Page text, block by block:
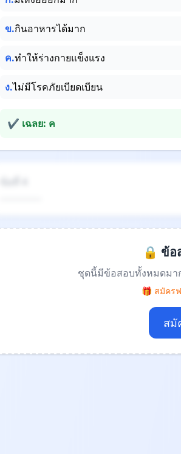
ข.กินอาหารได้มาก
ค.ทำให้ร่างกายแข็งแรง
ง.ไม่มีโรคภัยเบียดเบียน
✔ เฉลย: ค
🔒 ข้อ
ชุดนี้มีข้อสอบทั้งหมดมา
🎁 สมัคร
สมั